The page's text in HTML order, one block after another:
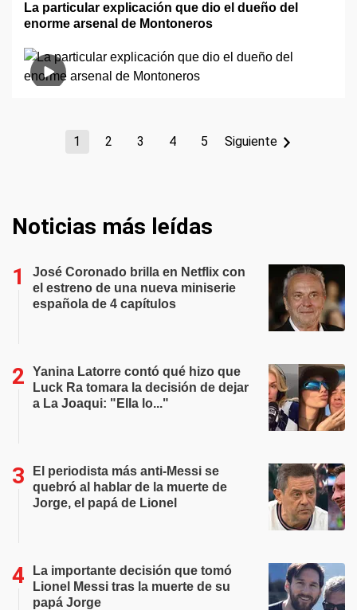
La particular explicación que dio el dueño del
enorme arsenal de Montoneros
1 2 3 4 5 Siguiente
Noticias más leídas
José Coronado brilla en Netflix con
el estreno de una nueva miniserie
española de 4 capítulos
Yanina Latorre contó qué hizo que
Luck Ra tomara la decisión de dejar
a La Joaqui: "Ella lo..."
El periodista más anti-Messi se
quebró al hablar de la muerte de
Jorge, el papá de Lionel
La importante decisión que tomó
Lionel Messi tras la muerte de su
papá Jorge